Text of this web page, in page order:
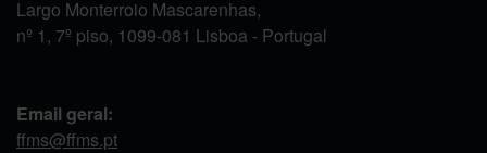
Largo Monterroio Mascarenhas,
nº 1, 7º piso, 1099-081 Lisboa - Portugal
Email geral:
ffms@ffms.pt